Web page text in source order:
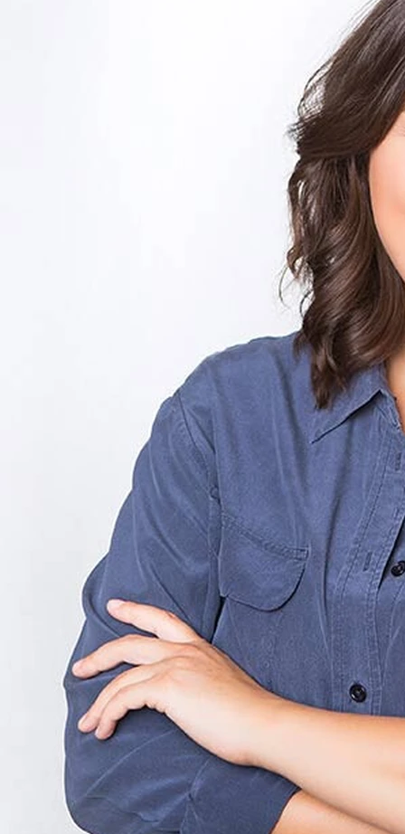
Schlafstörungen können vielfältige Ursachen haben,
sowohl seelische als auch körperliche oder Life-Style-
Ausführliche Gespräche (u.a. die Anamnese) mit unserer
Somnologin und Therapeuten ermöglichen, dass wir Sie
kennenlernen und uns ein ganzheitliches Bild von Ihrer
aktuellen Lebens- und Schlafsituation machen können.
Sie als Mensch und Individuum stehen dabei im
Vordergrund. Wir berücksichtigen Ihre Vorerkrankungen,
Medikamente, die Sie vielleicht einnehmen sowie Ihr
aktuelles körperliches und seelisches Befinden, Ihre
berufliche und soziale Situation, usw. All diese Dinge
können sich auf den Schlaf gravierend auswirken.
Falls erforderlich, untersuchen wir zudem Ihren Schlaf
mittels einer Schlafmessung (Polysomnographie). Diese
Messung erfolgt in einem regulären, gemütlichen
Patientenzimmer und keinem Schlaflabor. Dies ist
möglich, da die Messgeräte heute dank fortschrittlicher
Medizintechnik klein und mobil geworden sind.
Im Anschluss entwickeln wir einen auf Sie persönlich
zugeschnittenen Behandlungsplan, zu dem unter
anderem folgende unterstützende Verfahren gehören
Informationsvermittlung zu Schlaf
Qualität und Quantität des Schlafs steigern
Schlafverhaltensweisen verbessern
Verbesserung des Wohlbefindens
Stressbelastungen reduzieren
Bearbeitung von Konflikten
Steigerung der Lebensqualität
Leistungsfähigkeit wiederherstellen
Körperliche Ursachen ausmachen und gezielt
behandeln
Behandlung von nächtlichen Atmungsstörungen (z.B.
obstruktives Schlafapnoesyndrom)
Sofern erforderlich auch medikamentöse
Optimierung und/oder Behandlung